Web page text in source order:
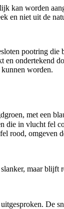
kan worden
en niet uit de
pootring
ondertekend
worden.
met een
in vlucht fel
maar
De